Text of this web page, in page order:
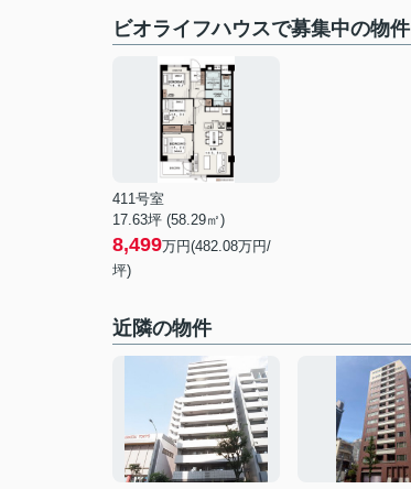
ビオライフハウスで募集中の物件
411号室
17.63坪 (58.29㎡)
8,499万円(482.08万円/
坪)
近隣の物件